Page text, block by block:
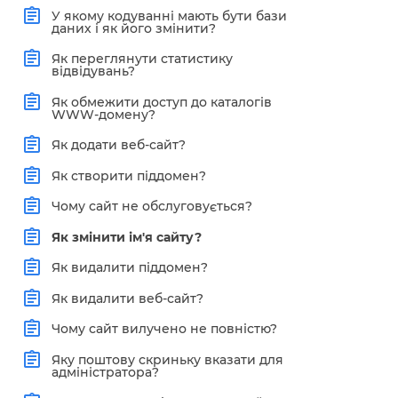
У якому кодуванні мають бути бази
даних і як його змінити?
Як переглянути статистику
відвідувань?
Як обмежити доступ до каталогів
WWW-домену?
Як додати веб-сайт?
Як створити піддомен?
Чому сайт не обслуговується?
Як змінити ім'я сайту?
Як видалити піддомен?
Як видалити веб-сайт?
Чому сайт вилучено не повністю?
Яку поштову скриньку вказати для
адміністратора?